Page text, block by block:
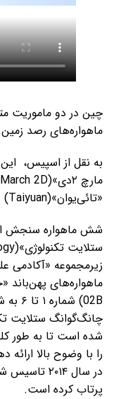
چین در دو ماموریت
ماهواره‌های رصد زمین
به نقل از اسپیس،
«تائی‌یوان»(Taiyuan) در شمال چین آغاز شد.
شش ماهواره سنجش
زیرمجموعه «آکادمی
چانگ‌گوانگ ستلایت
را با وضوح بالا
پرتاب کرده است.